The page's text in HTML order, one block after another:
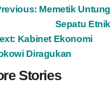
Memetik Untung
Sepatu Etnik
Kabinet Ekonomi
Diragukan
Stories